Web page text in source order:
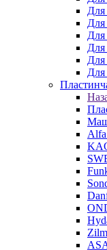
Для
Для
Для